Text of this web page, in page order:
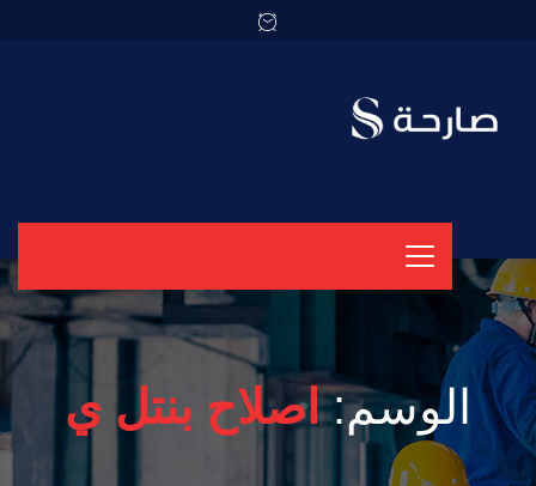
الوسم:اصلاح بنتل ي